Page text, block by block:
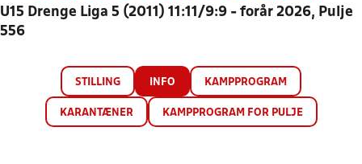
U15 Drenge Liga 5 (2011) 11:11/9:9 - forår 2026, Pulje
556
STILLING INFO KAMPPROGRAM
KARANTÆNER KAMPPROGRAM FOR PULJE